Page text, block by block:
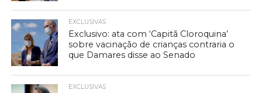
EXCLUSIVAS
Exclusivo: ata com ‘Capitã Cloroquina’
sobre vacinação de crianças contraria o
que Damares disse ao Senado
EXCLUSIVAS